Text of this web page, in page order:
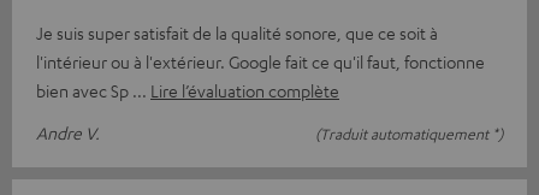
Je suis super satisfait de la qualité sonore, que ce soit à
l'intérieur ou à l'extérieur. Google fait ce qu'il faut, fonctionne
bien avec Sp
Lire l’évaluation complète
Andre V.
(Traduit automatiquement *)